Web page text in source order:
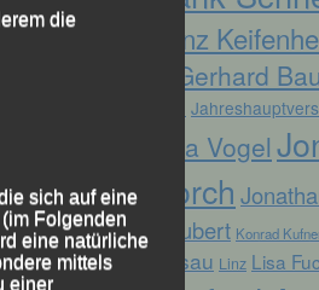
Franz
Gerhard
Jana Vogel
Storch
Schubert Konrad
Passau Linz Lisa
die
sich auf eine
Folgenden
eine natürliche
mittels
einer